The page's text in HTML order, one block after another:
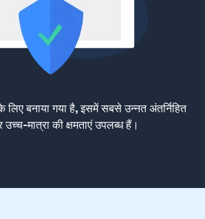
बनाया गया है, इसमें सबसे उन्नत अंतर्निहित
उच्च-मात्रा की क्षमताएं उपलब्ध हैं।